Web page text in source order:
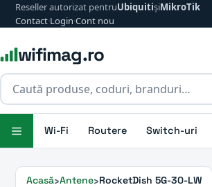
Reseller autorizat pentruUbiquitișiMikroTik
Contact·Login·Cont nou
wifimag.ro
Wi-Fi Routere Switch-uri
Acasă Antene RocketDish 5G-30-LW